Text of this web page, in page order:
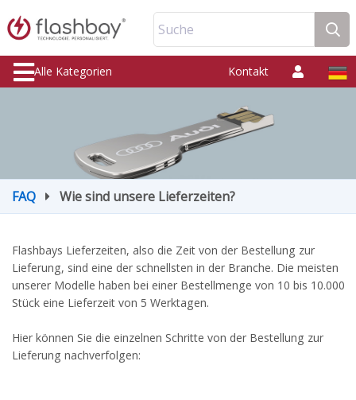
Suche
Alle Kategorien Kontakt
FAQ Wie sind unsere Lieferzeiten?
Flashbays Lieferzeiten, also die Zeit von der Bestellung zur
Lieferung, sind eine der schnellsten in der Branche. Die meisten
unserer Modelle haben bei einer Bestellmenge von 10 bis 10.000
Stück eine Lieferzeit von 5 Werktagen.
Hier können Sie die einzelnen Schritte von der Bestellung zur
Lieferung nachverfolgen: